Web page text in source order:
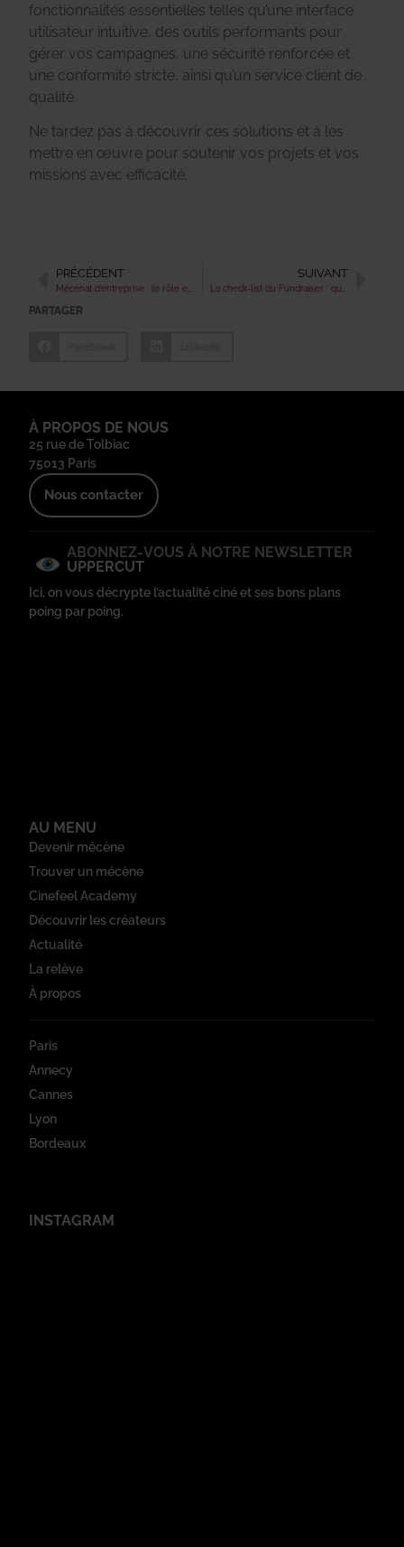
fonctionnalités essentielles telles qu’une interface
utilisateur intuitive, des outils performants pour
gérer vos campagnes, une sécurité renforcée et
une conformité stricte, ainsi qu’un service client de
qualité.
Ne tardez pas à découvrir ces solutions et à les
mettre en œuvre pour soutenir vos projets et vos
missions avec efficacité.
PRÉCÉDENT SUIVANT
PARTAGER
À PROPOS DE NOUS
25 rue de Tolbiac
75013 Paris
Nous contacter
ABONNEZ-VOUS À NOTRE NEWSLETTER
UPPERCUT
Ici, on vous décrypte l’actualité ciné et ses bons plans
poing par poing.
AU MENU
Devenir mécène
Trouver un mécène
Cinefeel Academy
Découvrir les créateurs
Actualité
La relève
À propos
Paris
Annecy
Cannes
Lyon
Bordeaux
INSTAGRAM